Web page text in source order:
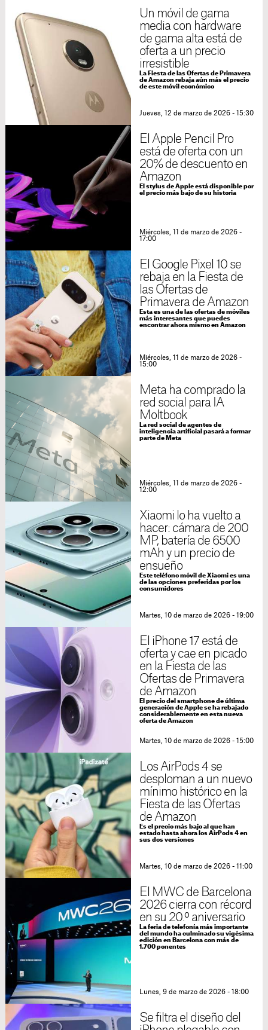
Un móvil de gama
media con hardware
de gama alta está de
oferta a un precio
irresistible
La Fiesta de las Ofertas de Primavera
de Amazon rebaja aún más el precio
de este móvil económico
Jueves, 12 de marzo de 2026 - 15:30
El Apple Pencil Pro
está de oferta con un
20% de descuento en
Amazon
El stylus de Apple está disponible por
el precio más bajo de su historia
Miércoles, 11 de marzo de 2026 -
17:00
El Google Pixel 10 se
rebaja en la Fiesta de
las Ofertas de
Primavera de Amazon
Esta es una de las ofertas de móviles
más interesantes que puedes
encontrar ahora mismo en Amazon
Miércoles, 11 de marzo de 2026 -
15:00
Meta ha comprado la
red social para IA
Moltbook
La red social de agentes de
inteligencia artificial pasará a formar
parte de Meta
Miércoles, 11 de marzo de 2026 -
12:00
Xiaomi lo ha vuelto a
hacer: cámara de 200
MP, batería de 6500
mAh y un precio de
ensueño
Este teléfono móvil de Xiaomi es una
de las opciones preferidas por los
consumidores
Martes, 10 de marzo de 2026 - 19:00
El iPhone 17 está de
oferta y cae en picado
en la Fiesta de las
Ofertas de Primavera
de Amazon
El precio del smartphone de última
generación de Apple se ha rebajado
considerablemente en esta nueva
oferta de Amazon
Martes, 10 de marzo de 2026 - 15:00
Los AirPods 4 se
desploman a un nuevo
mínimo histórico en la
Fiesta de las Ofertas
de Amazon
Es el precio más bajo al que han
estado hasta ahora los AirPods 4 en
sus dos versiones
Martes, 10 de marzo de 2026 - 11:00
El MWC de Barcelona
2026 cierra con récord
en su 20.º aniversario
La feria de telefonía más importante
del mundo ha culminado su vigésima
edición en Barcelona con más de
1.700 ponentes
Lunes, 9 de marzo de 2026 - 18:00
Se filtra el diseño del